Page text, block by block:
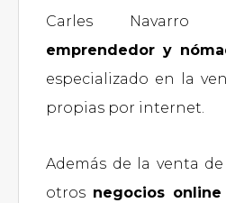
Carles
emprendedor y
especializado en la
propias por internet.
Además de la venta
otros negocios online